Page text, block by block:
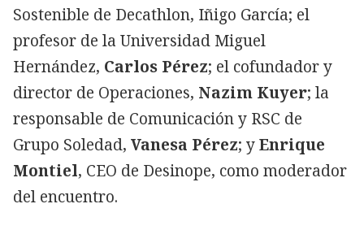
Sostenible de Decathlon, Iñigo García; el
profesor de la Universidad Miguel
Hernández, Carlos Pérez; el cofundador y
director de Operaciones, Nazim Kuyer; la
responsable de Comunicación y RSC de
Grupo Soledad, Vanesa Pérez; yEnrique
Montiel, CEO de Desinope, como moderador
del encuentro.